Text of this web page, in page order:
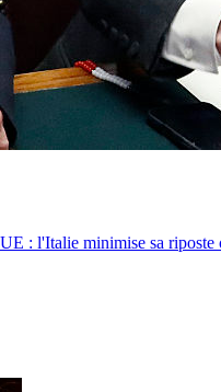
: l'Italie minimise sa riposte